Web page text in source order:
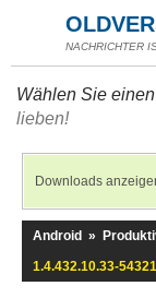
NACHRICHTER
Wählen Sie
lieben!
Downloads
Android »
1.4.432.10.33-